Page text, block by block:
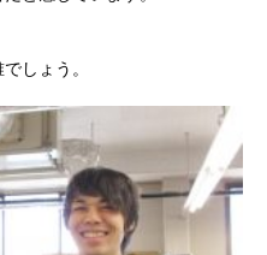
しょう。